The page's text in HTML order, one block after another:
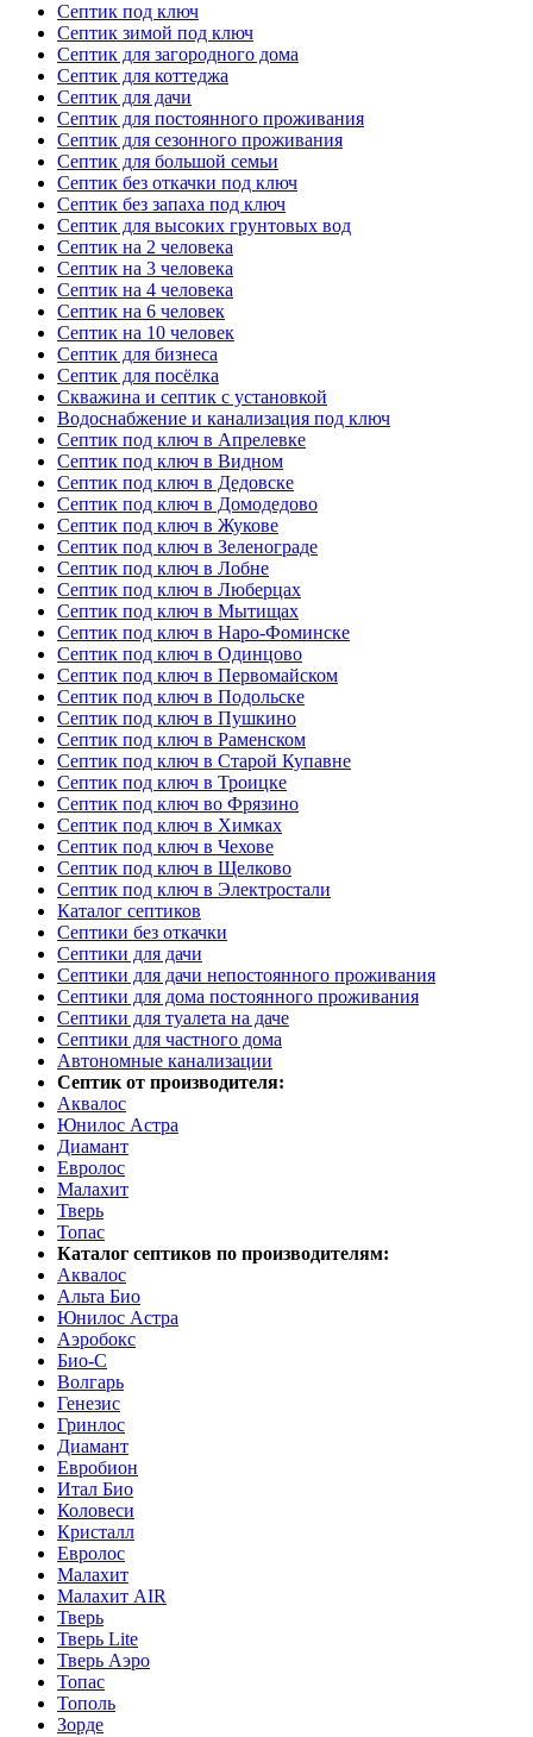
Септик под ключ
Септик зимой под ключ
Септик для загородного дома
Септик для коттеджа
Септик для дачи
Септик для постоянного проживания
Септик для сезонного проживания
Септик для большой семьи
Септик без откачки под ключ
Септик без запаха под ключ
Септик для высоких грунтовых вод
Септик на 2 человека
Септик на 3 человека
Септик на 4 человека
Септик на 6 человек
Септик на 10 человек
Септик для бизнеса
Септик для посёлка
Скважина и септик с установкой
Водоснабжение и канализация под ключ
Септик под ключ в Апрелевке
Септик под ключ в Видном
Септик под ключ в Дедовске
Септик под ключ в Домодедово
Септик под ключ в Жукове
Септик под ключ в Зеленограде
Септик под ключ в Лобне
Септик под ключ в Люберцах
Септик под ключ в Мытищах
Септик под ключ в Наро-Фоминске
Септик под ключ в Одинцово
Септик под ключ в Первомайском
Септик под ключ в Подольске
Септик под ключ в Пушкино
Септик под ключ в Раменском
Септик под ключ в Старой Купавне
Септик под ключ в Троицке
Септик под ключ во Фрязино
Септик под ключ в Химках
Септик под ключ в Чехове
Септик под ключ в Щелково
Септик под ключ в Электростали
Каталог септиков
Септики без откачки
Септики для дачи
Септики для дачи непостоянного проживания
Септики для дома постоянного проживания
Септики для туалета на даче
Септики для частного дома
Автономные канализации
Септик от производителя:
Аквалос
Юнилос Астра
Диамант
Евролос
Малахит
Тверь
Топас
Каталог септиков по производителям:
Аквалос
Альта Био
Юнилос Астра
Аэробокс
Био-С
Волгарь
Генезис
Гринлос
Диамант
Евробион
Итал Био
Коловеси
Кристалл
Евролос
Малахит
Малахит AIR
Тверь
Тверь Lite
Тверь Аэро
Топас
Тополь
Зорде